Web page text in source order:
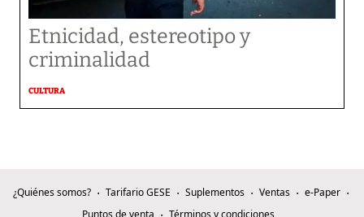
Etnicidad, estereotipo y
criminalidad
CULTURA
¿Quiénes somos? Tarifario GESE Suplementos Ventas
e-Paper
Puntos de venta
Términos y condiciones